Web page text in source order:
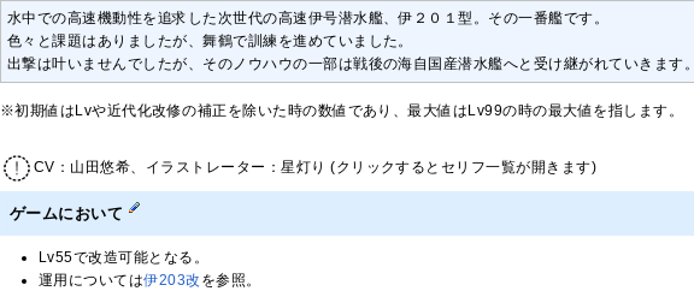
水中での高速機動性を追求した次世代の高速伊号潜水艦、伊２０１型。その一番艦です。
色々と課題はありましたが、舞鶴で訓練を進めていました。
出撃は叶いませんでしたが、そのノウハウの一部は戦後の海自国産潜水艦へと受け継がれていきます。
※初期値はLvや近代化改修の補正を除いた時の数値であり、最大値はLv99の時の最大値を指します。
CV：山田悠希、イラストレーター：星灯り (クリックするとセリフ一覧が開きます)
ゲームにおいて
Lv55で改造可能となる。
運用については伊203改 を参照。